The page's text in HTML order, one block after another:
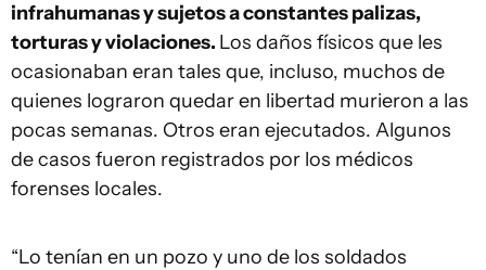
infrahumanas y sujetos a constantes palizas,
torturas y violaciones. Los daños físicos que les
ocasionaban eran tales que, incluso, muchos de
quienes lograron quedar en libertad murieron a las
pocas semanas. Otros eran ejecutados. Algunos
de casos fueron registrados por los médicos
forenses locales.
“Lo tenían en un pozo y uno de los soldados